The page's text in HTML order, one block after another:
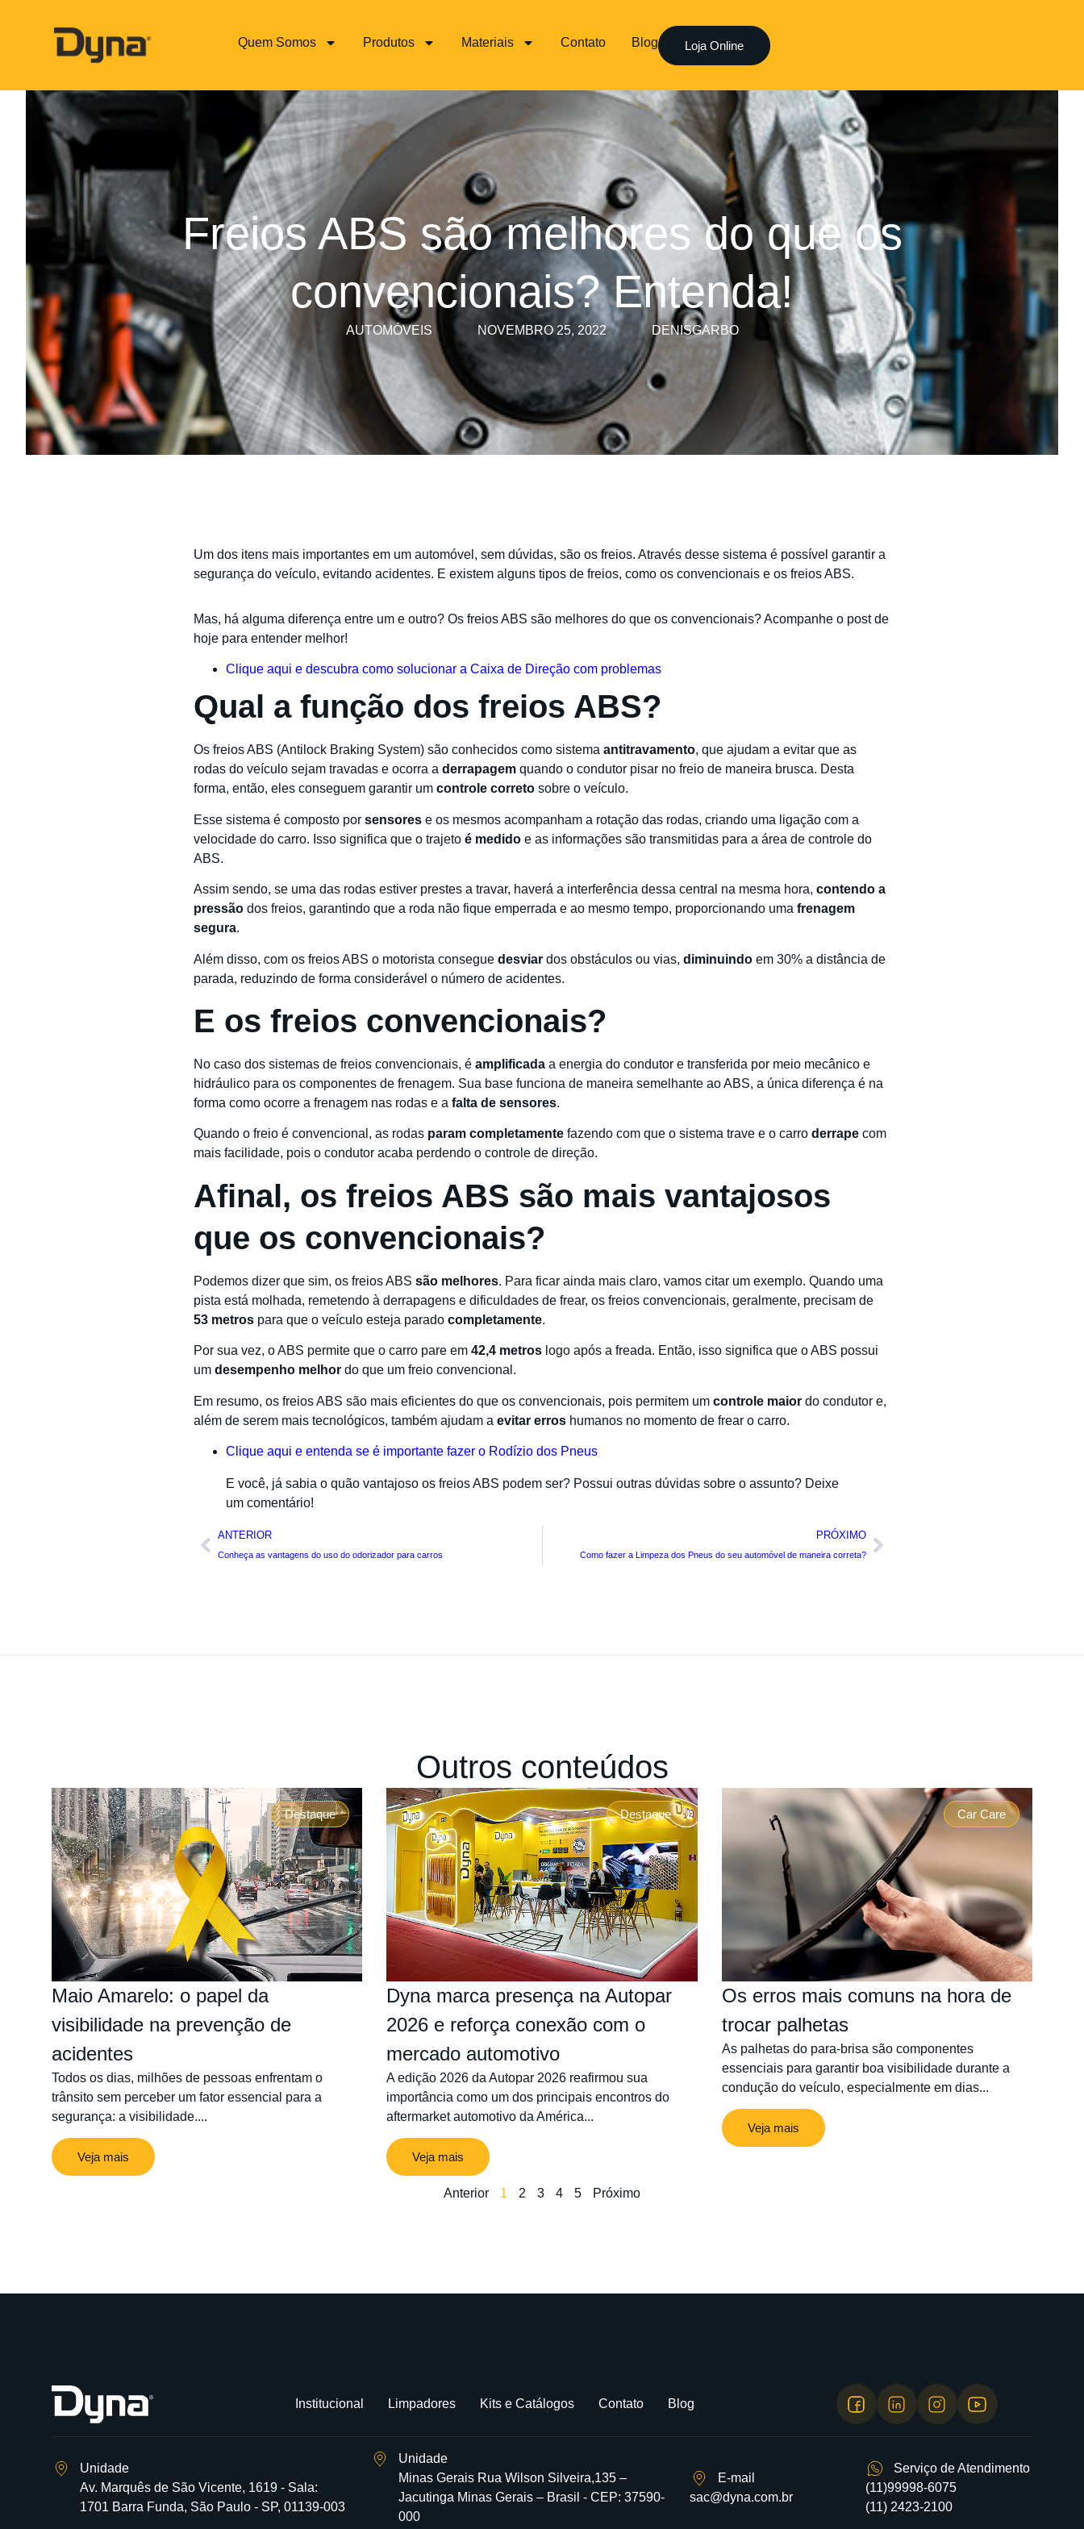
Quem Somos Produtos Materiais Contato Blog Loja Online
Freios ABS são melhores do que os
convencionais? Entenda!
AUTOMÓVEIS NOVEMBRO 25, 2022 DENISGARBO
Um dos itens mais importantes em um automóvel, sem dúvidas, são os freios. Através desse sistema é possível garantir a
segurança do veículo, evitando acidentes. E existem alguns tipos de freios, como os convencionais e os freios ABS.
Mas, há alguma diferença entre um e outro? Os freios ABS são melhores do que os convencionais? Acompanhe o post de
hoje para entender melhor!
Clique aqui e descubra como solucionar a Caixa de Direção com problemas
Qual a função dos freios ABS?
Os freios ABS (Antilock Braking System) são conhecidos como sistema antitravamento, que ajudam a evitar que as
rodas do veículo sejam travadas e ocorra a derrapagem quando o condutor pisar no freio de maneira brusca. Desta
forma, então, eles conseguem garantir um controle correto sobre o veículo.
Esse sistema é composto por sensores e os mesmos acompanham a rotação das rodas, criando uma ligação com a
velocidade do carro. Isso significa que o trajeto é medido e as informações são transmitidas para a área de controle do
ABS.
Assim sendo, se uma das rodas estiver prestes a travar, haverá a interferência dessa central na mesma hora, contendo a
pressão dos freios, garantindo que a roda não fique emperrada e ao mesmo tempo, proporcionando uma frenagem
segura.
Além disso, com os freios ABS o motorista consegue desviar dos obstáculos ou vias, diminuindo em 30% a distância de
parada, reduzindo de forma considerável o número de acidentes.
E os freios convencionais?
No caso dos sistemas de freios convencionais, é amplificada a energia do condutor e transferida por meio mecânico e
hidráulico para os componentes de frenagem. Sua base funciona de maneira semelhante ao ABS, a única diferença é na
forma como ocorre a frenagem nas rodas e a falta de sensores.
Quando o freio é convencional, as rodas param completamente fazendo com que o sistema trave e o carro derrape com
mais facilidade, pois o condutor acaba perdendo o controle de direção.
Afinal, os freios ABS são mais vantajosos
que os convencionais?
Podemos dizer que sim, os freios ABS são melhores. Para ficar ainda mais claro, vamos citar um exemplo. Quando uma
pista está molhada, remetendo à derrapagens e dificuldades de frear, os freios convencionais, geralmente, precisam de
53 metros para que o veículo esteja parado completamente.
Por sua vez, o ABS permite que o carro pare em 42,4 metros logo após a freada. Então, isso significa que o ABS possui
um desempenho melhor do que um freio convencional.
Em resumo, os freios ABS são mais eficientes do que os convencionais, pois permitem um controle maior do condutor e,
além de serem mais tecnológicos, também ajudam a evitar erros humanos no momento de frear o carro.
Clique aqui e entenda se é importante fazer o Rodízio dos Pneus
E você, já sabia o quão vantajoso os freios ABS podem ser? Possui outras dúvidas sobre o assunto? Deixe
um comentário!
ANTERIOR
Conheça as vantagens do uso do odorizador para carros
PRÓXIMO
Como fazer a Limpeza dos Pneus do seu automóvel de maneira correta?
Outros conteúdos
Destaque
Maio Amarelo: o papel da
visibilidade na prevenção de
acidentes
Todos os dias, milhões de pessoas enfrentam o
trânsito sem perceber um fator essencial para a
segurança: a visibilidade....
Veja mais
Destaque
Dyna marca presença na Autopar
2026 e reforça conexão com o
mercado automotivo
A edição 2026 da Autopar 2026 reafirmou sua
importância como um dos principais encontros do
aftermarket automotivo da América...
Veja mais
Car Care
Os erros mais comuns na hora de
trocar palhetas
As palhetas do para-brisa são componentes
essenciais para garantir boa visibilidade durante a
condução do veículo, especialmente em dias...
Veja mais
Anterior 1 2 3 4 5 Próximo
Institucional Limpadores Kits e Catálogos Contato Blog
Unidade
Av. Marquês de São Vicente, 1619 - Sala:
1701 Barra Funda, São Paulo - SP, 01139-003
Unidade
Minas Gerais Rua Wilson Silveira,135 –
Jacutinga Minas Gerais – Brasil - CEP: 37590-
000
E-mail
sac@dyna.com.br
Serviço de Atendimento
(11)99998-6075
(11) 2423-2100